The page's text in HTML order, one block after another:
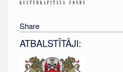
Share
ATBALSTĪTĀJI: